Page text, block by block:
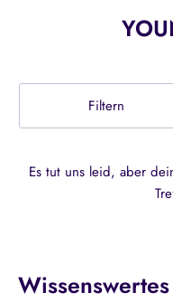
Filtern
Es tut uns leid, aber